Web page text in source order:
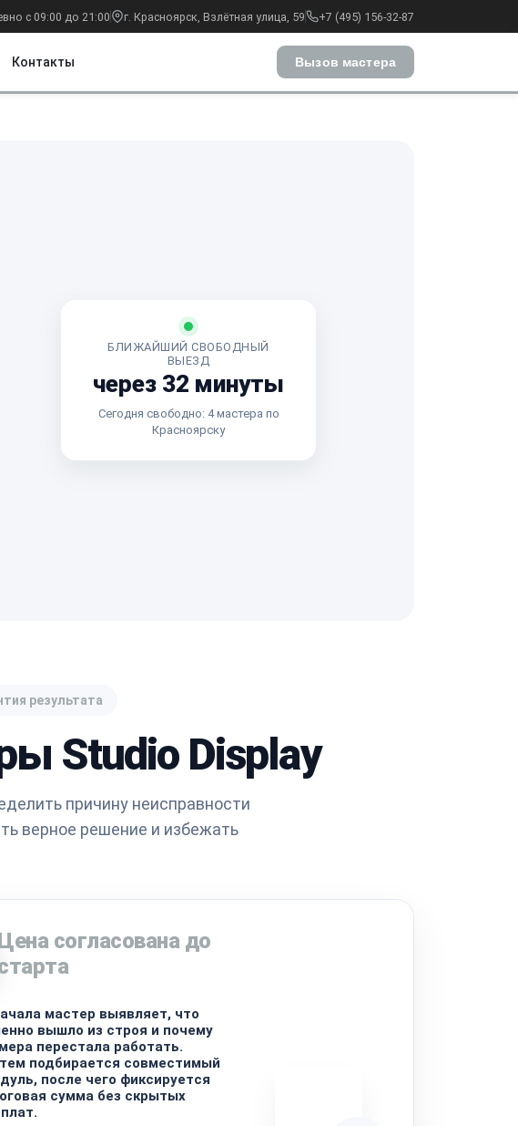
с 09:00 до 21:00 г. Красноярск, Взлётная улица, 59 +7 (495) 156-32-87
Контакты Вызов мастера
БЛИЖАЙШИЙ СВОБОДНЫЙ
ВЫЕЗД
через 32 минуты
Сегодня свободно: 4 мастера по
Красноярску
результата
Studio Display
причину неисправности
верное решение и избежать
согласована до
мастер выявляет, что
вышло из строя и почему
перестала работать.
подбирается совместимый
после чего фиксируется
сумма без скрытых